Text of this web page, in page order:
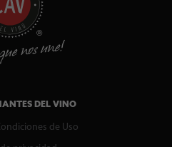
DEL VINO
de Uso